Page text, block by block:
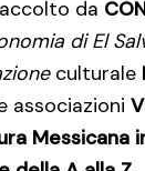
da
di El
culturale
associazioni
Messicana